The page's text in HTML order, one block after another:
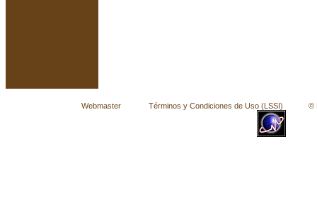
Webmaster Términos y Condiciones de Uso (LSSI) © La